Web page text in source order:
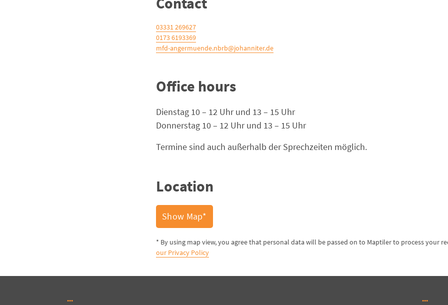
03331 269627
0173 6193369
mfd-angermuende.nbrb@johanniter.de
Office hours
Dienstag 10 – 12 Uhr und 13 – 15 Uhr
Donnerstag 10 – 12 Uhr und 13 – 15 Uhr
Termine sind auch außerhalb der Sprechzeiten möglich.
Location
Show Map*
* By using map view, you agree that personal data will be passed on to Maptiler to process your
our Privacy Policy